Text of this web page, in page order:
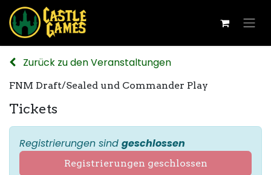
Zurück zu den Veranstaltungen
FNM Draft/Sealed und Commander Play
Tickets
Registrierungen sind geschlossen
Registrierungen geschlossen